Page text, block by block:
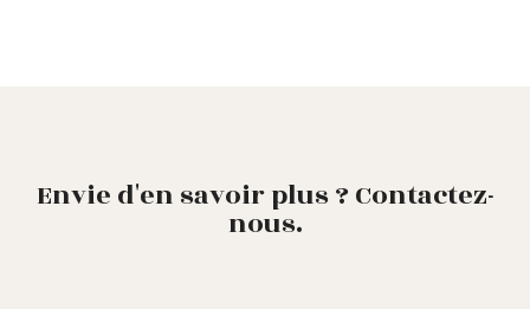
Envie d'en savoir plus ? Contactez-
nous.